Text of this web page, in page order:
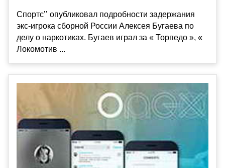
Спортс’’ опубликовал подробности задержания
экс-игрока сборной России Алексея Бугаева по
делу о наркотиках. Бугаев играл за « Торпедо », «
Локомотив ...